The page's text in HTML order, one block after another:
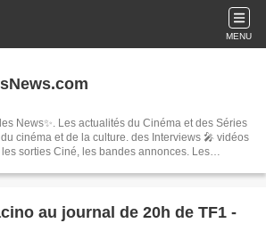
MENU
News✨. Les actualités du Cinéma et des Séries
sorties Ciné, les bandes annonces. Les
au journal de 20h de TF1 -